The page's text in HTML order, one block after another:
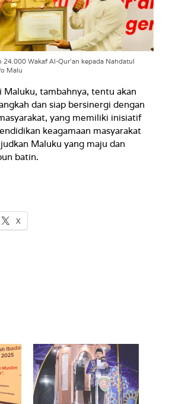
Wakaf Al-Qur’an kepada Nahdatul
Malu
tambahnya, tentu akan
dan siap bersinergi dengan
yang memiliki inisiatif
keagamaan masyarakat
Maluku yang maju dan
batin.
X